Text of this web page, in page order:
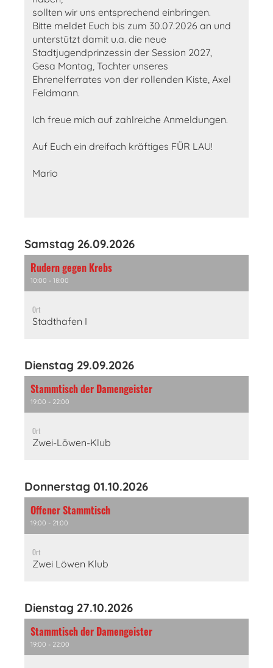
sollten wir uns entsprechend einbringen.
Bitte meldet Euch bis zum 30.07.2026 an und
unterstützt damit u.a. die neue
Stadtjugendprinzessin der Session 2027,
Gesa Montag, Tochter unseres
Ehrenelferrates von der rollenden Kiste, Axel
Feldmann.
Ich freue mich auf zahlreiche Anmeldungen.
Auf Euch ein dreifach kräftiges FÜR LAU!
Mario
Samstag 26.09.2026
Rudern gegen Krebs
10:00 - 18:00
Ort
Stadthafen I
Dienstag 29.09.2026
Stammtisch der Damengeister
19:00 - 22:00
Ort
Zwei-Löwen-Klub
Donnerstag 01.10.2026
Offener Stammtisch
19:00 - 21:00
Ort
Zwei Löwen Klub
Dienstag 27.10.2026
Stammtisch der Damengeister
19:00 - 22:00